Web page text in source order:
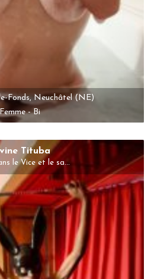
Fonds, Neuchâtel (NE)
Femme - Bi
Tituba
le Vice et le sa...